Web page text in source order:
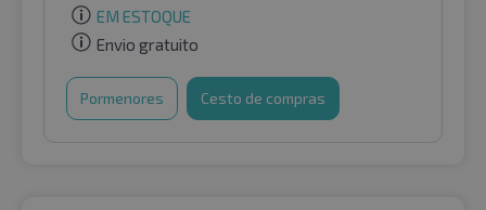
EM ESTOQUE
Envio gratuito
Pormenores Cesto de compras